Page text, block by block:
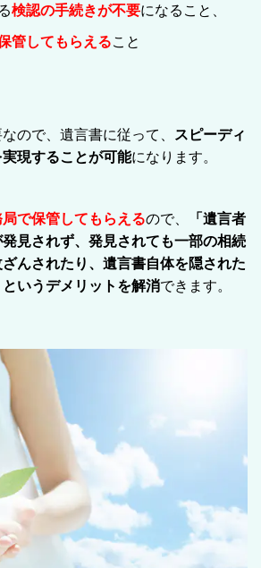
検認の手続きが不要になること、
管してもらえること
ので、遺言書に従って、
スピーディ
現することが可能になります。
で保管してもらえるので、
「遺言者
見されず、発見されても一部の相続
んされたり、遺言書自体を隠された
いうデメリットを解消できます。